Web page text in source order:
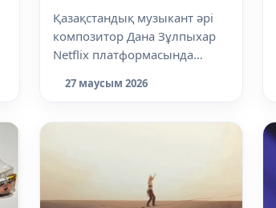
Қазақстандық музыкант әрі
композитор Дана Зұлпыхар
Netflix платформасында
туралы аңыз» с...
27 маусым 2026